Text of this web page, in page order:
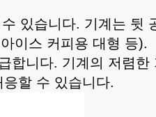
있습니다. 기계는 뒷
이스 커피용 대형 등).
합니다. 기계의 저렴한
할 수 있습니다.